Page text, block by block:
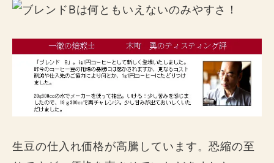
生豆の仕入れ価格が高騰しています。恐縮の至